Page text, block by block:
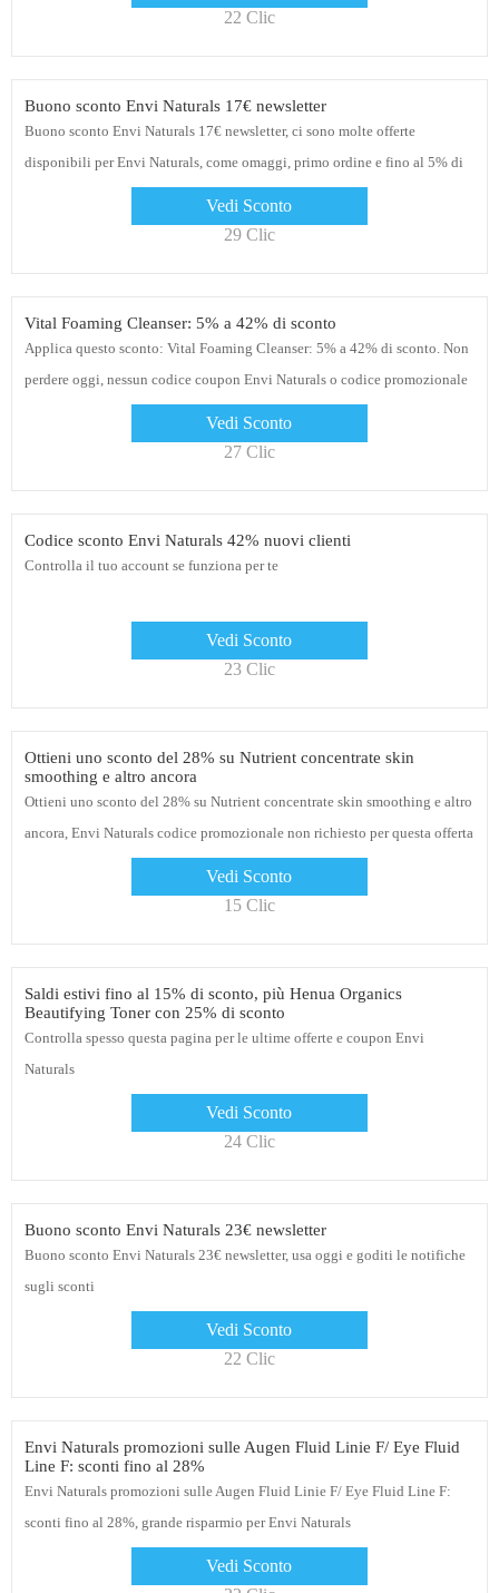
22 Clic
Buono sconto Envi Naturals 17€ newsletter
Buono sconto Envi Naturals 17€ newsletter, ci sono molte offerte
disponibili per Envi Naturals, come omaggi, primo ordine e fino al 5% di
Vedi Sconto
29 Clic
Vital Foaming Cleanser: 5% a 42% di sconto
Applica questo sconto: Vital Foaming Cleanser: 5% a 42% di sconto. Non
perdere oggi, nessun codice coupon Envi Naturals o codice promozionale
Vedi Sconto
27 Clic
Codice sconto Envi Naturals 42% nuovi clienti
Controlla il tuo account se funziona per te
Vedi Sconto
23 Clic
Ottieni uno sconto del 28% su Nutrient concentrate skin
smoothing e altro ancora
Ottieni uno sconto del 28% su Nutrient concentrate skin smoothing e altro
ancora, Envi Naturals codice promozionale non richiesto per questa offerta
Vedi Sconto
15 Clic
Saldi estivi fino al 15% di sconto, più Henua Organics
Beautifying Toner con 25% di sconto
Controlla spesso questa pagina per le ultime offerte e coupon Envi
Naturals
Vedi Sconto
24 Clic
Buono sconto Envi Naturals 23€ newsletter
Buono sconto Envi Naturals 23€ newsletter, usa oggi e goditi le notifiche
sugli sconti
Vedi Sconto
22 Clic
Envi Naturals promozioni sulle Augen Fluid Linie F/ Eye Fluid
Line F: sconti fino al 28%
Envi Naturals promozioni sulle Augen Fluid Linie F/ Eye Fluid Line F:
sconti fino al 28%, grande risparmio per Envi Naturals
Vedi Sconto